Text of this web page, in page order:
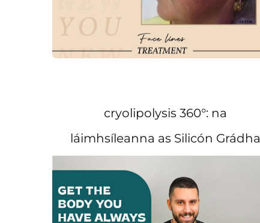
cryolipolysis 360°: na
láimhsíleanna as Silicón Grádha